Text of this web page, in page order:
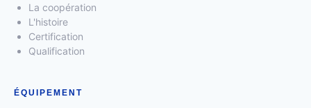
La coopération
L'histoire
Certification
Qualification
ÉQUIPEMENT